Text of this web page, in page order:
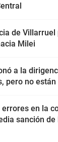
de Villarruel
Milei
a la
pero no están
en la
sanción de